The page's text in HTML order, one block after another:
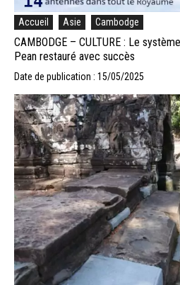
Accueil Asie Cambodge
CAMBODGE – CULTURE : Le
Pean restauré avec succès
Date de publication : 15/05/2025